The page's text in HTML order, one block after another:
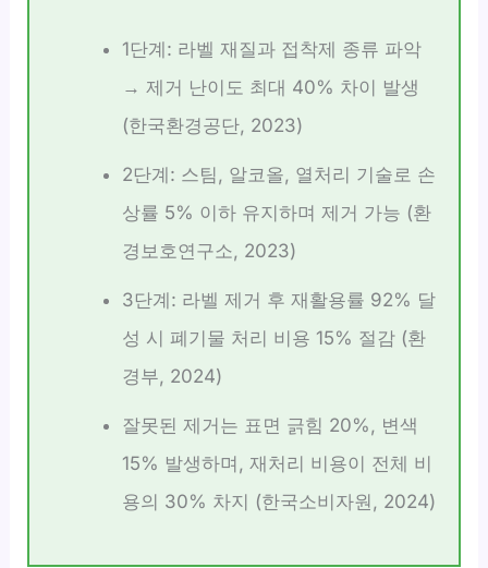
1단계: 라벨 재질과 접착제 종류 파악
→ 제거 난이도 최대 40% 차이 발생
(한국환경공단, 2023)
2단계: 스팀, 알코올, 열처리 기술로 손
상률 5% 이하 유지하며 제거 가능 (환
경보호연구소, 2023)
3단계: 라벨 제거 후 재활용률 92% 달
성 시 폐기물 처리 비용 15% 절감 (환
경부, 2024)
잘못된 제거는 표면 긁힘 20%, 변색
15% 발생하며, 재처리 비용이 전체 비
용의 30% 차지 (한국소비자원, 2024)